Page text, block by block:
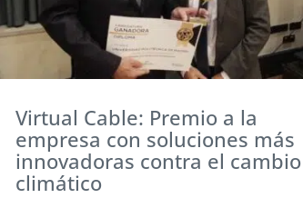
Virtual Cable: Premio a la
empresa con soluciones más
innovadoras contra el cambio
climático